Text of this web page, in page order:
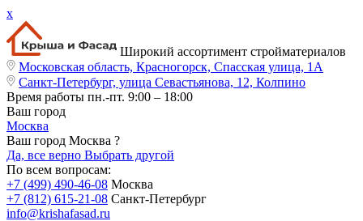
x
Широкий ассортимент стройматериалов
Московская область, Красногорск, Спасская улица, 1А
Санкт-Петербург, улица Севастьянова, 12, Колпино
Время работы пн.-пт. 9:00 – 18:00
Ваш город
Москва
Ваш город Москва ?
Да, все верно Выбрать другой
По всем вопросам:
+7 (499) 490-46-08 Москва
+7 (812) 615-21-08 Санкт-Петербург
info@krishafasad.ru